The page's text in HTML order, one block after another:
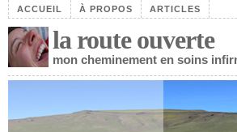
ACCUEIL À PROPOS ARTICLES
la route ouverte
mon cheminement en soins